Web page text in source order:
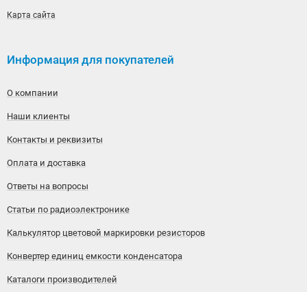
Карта сайта
Информация для покупателей
О компании
Наши клиенты
Контакты и реквизиты
Оплата и доставка
Ответы на вопросы
Статьи по радиоэлектронике
Калькулятор цветовой маркировки резисторов
Конвертер единиц емкости конденсатора
Каталоги производителей